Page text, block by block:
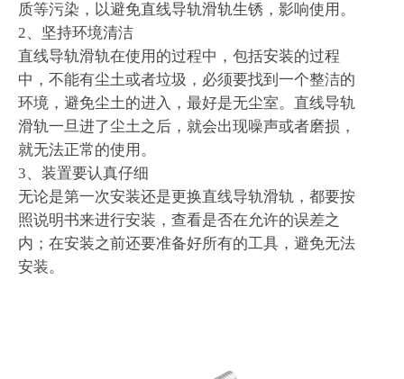
质等污染，以避免直线导轨滑轨生锈，影响使用。
2、坚持环境清洁
直线导轨滑轨在使用的过程中，包括安装的过程
中，不能有尘土或者垃圾，必须要找到一个整洁的
环境，避免尘土的进入，最好是无尘室。直线导轨
滑轨一旦进了尘土之后，就会出现噪声或者磨损，
就无法正常的使用。
3、装置要认真仔细
无论是第一次安装还是更换直线导轨滑轨，都要按
照说明书来进行安装，查看是否在允许的误差之
内；在安装之前还要准备好所有的工具，避免无法
安装。